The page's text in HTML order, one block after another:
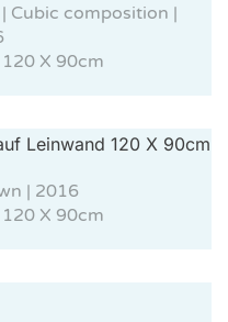
Cubic composition |
X 90cm
| 2016
X 90cm